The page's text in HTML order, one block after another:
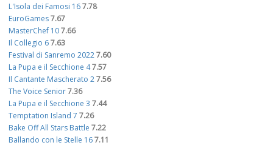
L'Isola dei Famosi 167.78
EuroGames7.67
MasterChef 107.66
Il Collegio 67.63
Festival di Sanremo 20227.60
La Pupa e il Secchione 47.57
Il Cantante Mascherato 27.56
The Voice Senior7.36
La Pupa e il Secchione 3 7.44
Temptation Island 7 7.26
Bake Off All Stars Battle 7.22
Ballando con le Stelle 167.11